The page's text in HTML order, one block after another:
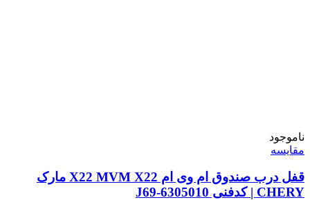
ناموجود
مقایسه
قفل درب صندوق ام وی ام X22 MVM X22 مارک
CHERY | کدفنی J69-6305010